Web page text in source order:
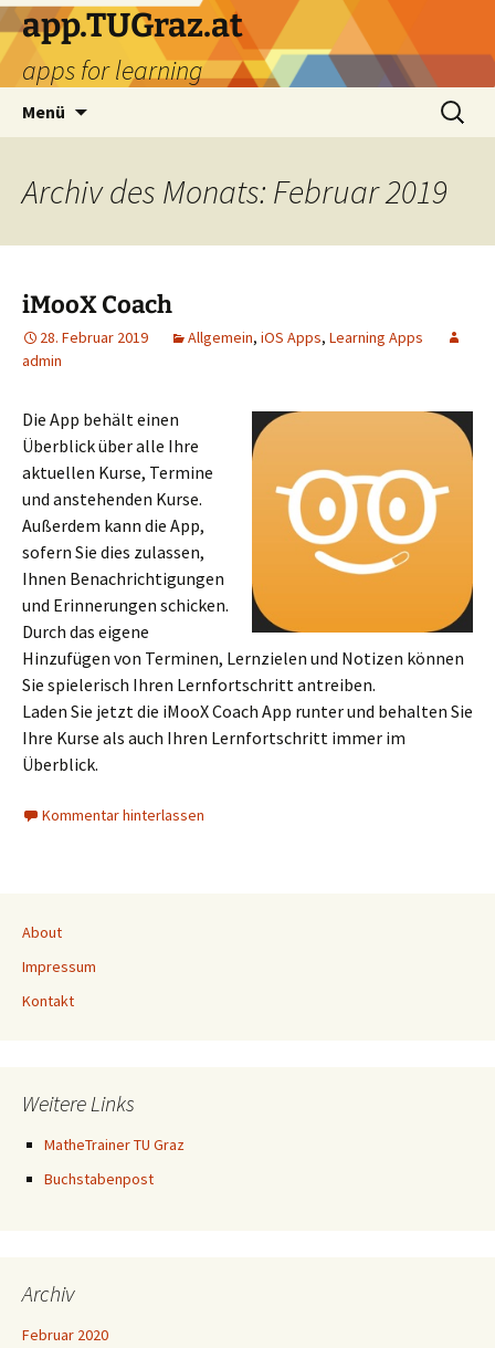
Zum
Inhalt
springen
app.TUGraz.at
apps for learning
Menü
Suchen
nach:
Archiv des Monats: Februar 2019
iMooX Coach
28. Februar 2019 Allgemein, iOS Apps, Learning Apps
admin
Die App behält einen
Überblick über alle Ihre
aktuellen Kurse, Termine
und anstehenden Kurse.
Außerdem kann die App,
sofern Sie dies zulassen,
Ihnen Benachrichtigungen
und Erinnerungen schicken.
Durch das eigene
Hinzufügen von Terminen, Lernzielen und Notizen können
Sie spielerisch Ihren Lernfortschritt antreiben.
Laden Sie jetzt die iMooX Coach App runter und behalten Sie
Ihre Kurse als auch Ihren Lernfortschritt immer im
Überblick.
Kommentar hinterlassen
About
Impressum
Kontakt
Weitere Links
MatheTrainer TU Graz
Buchstabenpost
Archiv
Februar 2020